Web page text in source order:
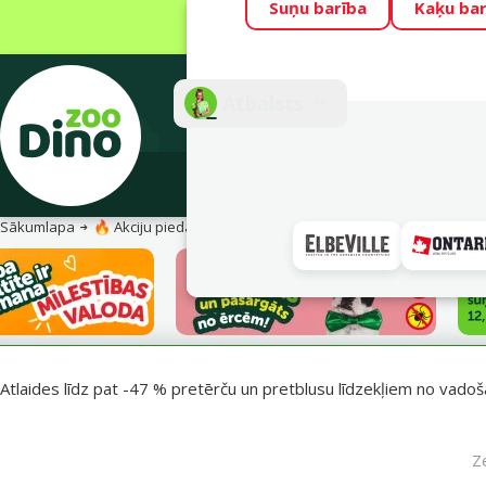
Visu mēnesi
Fotokonkurss
Suņu barība Kaķu
Sākumlapa 🔥 Akciju piedāvājumi
Atlaides līdz pat -47 % pretērču un pretblusu līdzekļiem no